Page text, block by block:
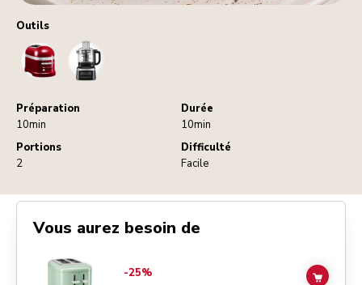
Outils
ToasterFoodProcessor
Préparation
10min
Durée
10min
Portions
2
Difficulté
Facile
Vous aurez besoin de
Go toGRILLE-PAIN 2 TRANCHES
-25%
ADD